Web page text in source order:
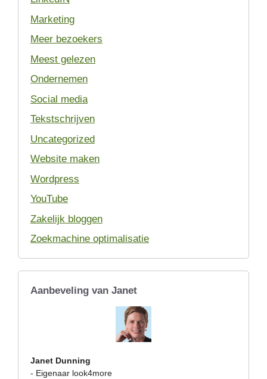
Marketing
Meer bezoekers
Meest gelezen
Ondernemen
Social media
Tekstschrijven
Uncategorized
Website maken
Wordpress
YouTube
Zakelijk bloggen
Zoekmachine optimalisatie
Aanbeveling van Janet
Janet Dunning
- Eigenaar look4more